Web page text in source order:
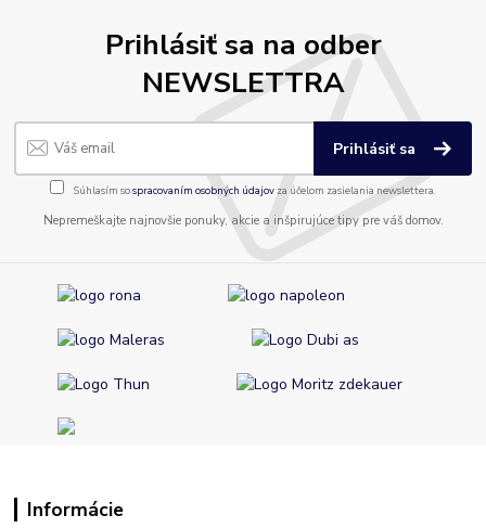
Prihlásiť sa na odber
NEWSLETTRA
Prihlásiť sa
Súhlasím sospracovaním osobných údajov za účelom zasielania newslettera.
Nepremeškajte najnovšie ponuky, akcie a inšpirujúce tipy pre váš domov.
Informácie